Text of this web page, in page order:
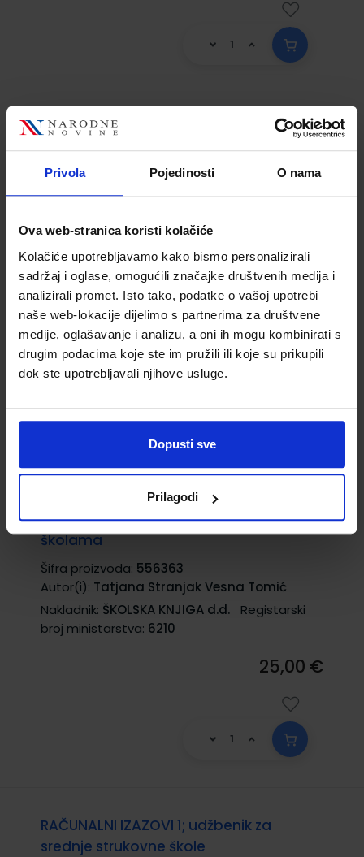
Privola Pojedinosti O nama
Ova web-stranica koristi kolačiće
Kolačiće upotrebljavamo kako bismo personalizirali
sadržaj i oglase, omogućili značajke društvenih medija i
analizirali promet. Isto tako, podatke o vašoj upotrebi
naše web-lokacije dijelimo s partnerima za društvene
medije, oglašavanje i analizu, a oni ih mogu kombinirati s
drugim podacima koje ste im pružili ili koje su prikupili
dok ste upotrebljavali njihove usluge.
Dopusti sve
Prilagodi
MREŽNA SJEDIŠTA I BAZE PODATAKA;
udžbenik programiranja za
četverogodišnje strukovne škole
Šifra proizvoda:
Đerki
Nakladnik:ŠKOLSKA KNJIGA d.d.
Registarski
broj ministarstva:7664
25,00 €
PROGRAMSKI JEZIK C; udžbenik s
dodatnim digitalnim sadržajima za
učenje programiranja u srednjim
školama
Šifra proizvoda: 556363
Autor(i): Tatjana Stranjak Vesna Tomić
Nakladnik: ŠKOLSKA KNJIGA d.d.
Registarski
broj ministarstva: 6210
25,00 €
RAČUNALNI IZAZOVI 1; udžbenik za
srednje strukovne škole